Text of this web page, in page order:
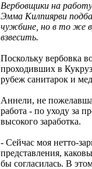
Вербовщики на
Эмма Килпиярви
чужбине, но в то же
взвесить.
Поскольку вербовка
проходивших в
рубеж санитарок и
Аннели, не
работа - по уходу за
высокого заработка.
- Сейчас моя нетто-
представления,
бы согласилась. В